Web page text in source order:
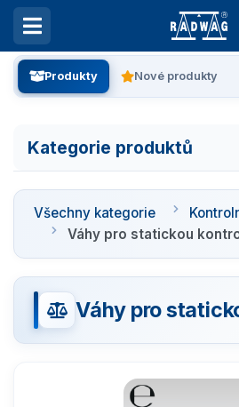
Produkty Nové produkty
Kategorie produktů
Všechny kategorie
Laboratorní váhy
Vážení filtrů
Vážení stentů
Všechny kategorie
Váhy pro statickou
Váhy pro